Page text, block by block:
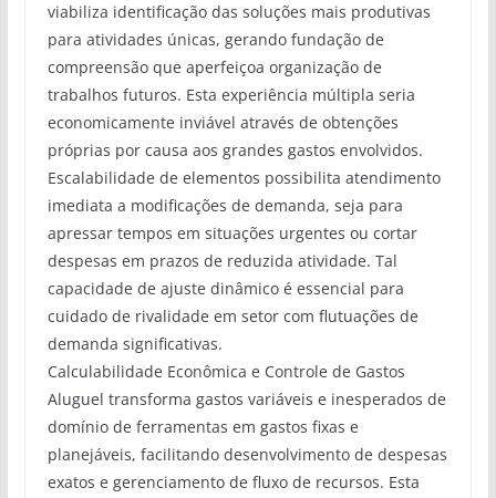
viabiliza identificação das soluções mais produtivas
para atividades únicas, gerando fundação de
compreensão que aperfeiçoa organização de
trabalhos futuros. Esta experiência múltipla seria
economicamente inviável através de obtenções
próprias por causa aos grandes gastos envolvidos.
Escalabilidade de elementos possibilita atendimento
imediata a modificações de demanda, seja para
apressar tempos em situações urgentes ou cortar
despesas em prazos de reduzida atividade. Tal
capacidade de ajuste dinâmico é essencial para
cuidado de rivalidade em setor com flutuações de
demanda significativas.
Calculabilidade Econômica e Controle de Gastos
Aluguel transforma gastos variáveis e inesperados de
domínio de ferramentas em gastos fixas e
planejáveis, facilitando desenvolvimento de despesas
exatos e gerenciamento de fluxo de recursos. Esta